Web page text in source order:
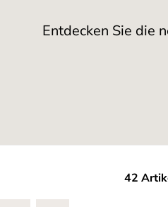
Entdecken Sie die
42